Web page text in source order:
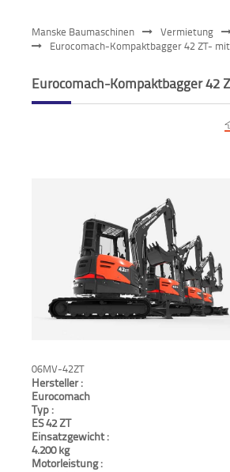
Kommunaltechnik
Anbaugeräte
Radlader
Fahrzeuge
Stromerzeuger
Vibrationstechnik
Anbaugeräte
Sonstiges
Sonderaktionen
Manske Baumaschinen Vermietung
Eurocomach-Kompaktbagger 42 ZT-
Eurocomach-Kompaktbagger 42
06MV-42ZT
Hersteller :
Eurocomach
Typ :
ES 42 ZT
Einsatzgewicht :
4.200 kg
Motorleistung :